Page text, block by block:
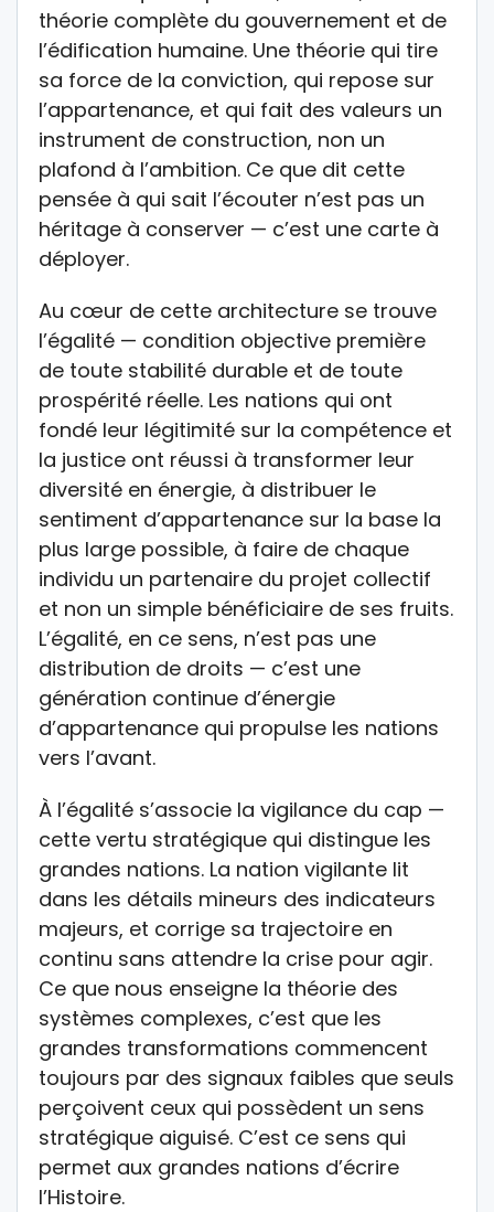
théorie complète du gouvernement et de
l’édification humaine. Une théorie qui tire
sa force de la conviction, qui repose sur
l’appartenance, et qui fait des valeurs un
instrument de construction, non un
plafond à l’ambition. Ce que dit cette
pensée à qui sait l’écouter n’est pas un
héritage à conserver — c’est une carte à
déployer.
Au cœur de cette architecture se trouve
l’égalité — condition objective première
de toute stabilité durable et de toute
prospérité réelle. Les nations qui ont
fondé leur légitimité sur la compétence et
la justice ont réussi à transformer leur
diversité en énergie, à distribuer le
sentiment d’appartenance sur la base la
plus large possible, à faire de chaque
individu un partenaire du projet collectif
et non un simple bénéficiaire de ses fruits.
L’égalité, en ce sens, n’est pas une
distribution de droits — c’est une
génération continue d’énergie
d’appartenance qui propulse les nations
vers l’avant.
À l’égalité s’associe la vigilance du cap —
cette vertu stratégique qui distingue les
grandes nations. La nation vigilante lit
dans les détails mineurs des indicateurs
majeurs, et corrige sa trajectoire en
continu sans attendre la crise pour agir.
Ce que nous enseigne la théorie des
systèmes complexes, c’est que les
grandes transformations commencent
toujours par des signaux faibles que seuls
perçoivent ceux qui possèdent un sens
stratégique aiguisé. C’est ce sens qui
permet aux grandes nations d’écrire
l’Histoire.